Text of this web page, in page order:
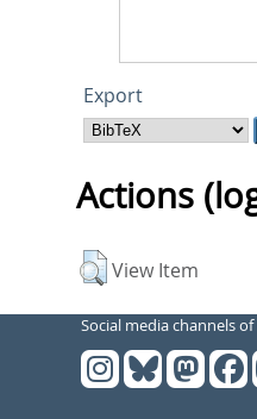
Export
Actions
View Item
Social media channels of